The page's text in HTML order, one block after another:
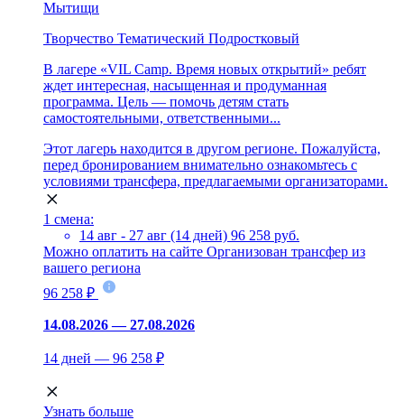
Мытищи
Творчество Тематический Подростковый
В лагере «VIL Camp. Время новых открытий» ребят
ждет интересная, насыщенная и продуманная
программа. Цель — помочь детям стать
самостоятельными, ответственными...
Этот лагерь находится в другом регионе. Пожалуйста,
перед бронированием внимательно ознакомьтесь с
условиями трансфера, предлагаемыми организаторами.
1 смена:
14 авг - 27 авг (14 дней) 96 258 руб.
Можно оплатить на сайте Организован трансфер из
вашего региона
96 258 ₽
14.08.2026 — 27.08.2026
14 дней — 96 258 ₽
Узнать больше